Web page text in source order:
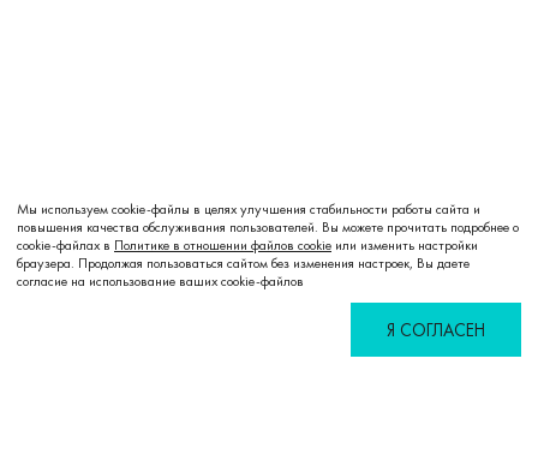
Мы используем cookie-файлы в целях улучшения стабильности работы сайта и
повышения качества обслуживания пользователей. Вы можете прочитать подробнее о
cookie-файлах в Политике в отношении файлов cookie или изменить настройки
браузера. Продолжая пользоваться сайтом без изменения настроек, Вы даете
согласие на использование ваших cookie-файлов
Я СОГЛАСЕН
Корзина Войти